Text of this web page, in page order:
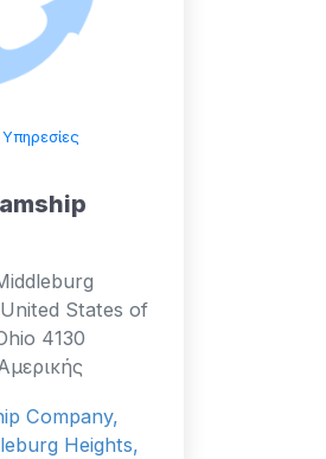
Υπηρεσίες
States of
4130
Company,
Heights,